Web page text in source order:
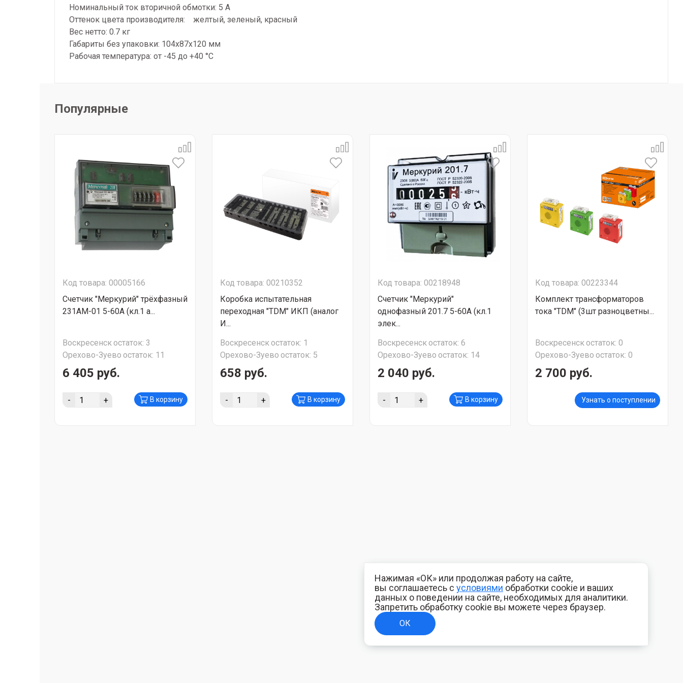
Номинальный ток вторичной обмотки: 5 А
Оттенок цвета производителя: желтый, зеленый, красный
Вес нетто: 0.7 кг
Габариты без упаковки: 104х87х120 мм
Рабочая температура: от -45 до +40 °С
Популярные
Код товара: 00005166
Счетчик "Меркурий" трёхфазный
231АМ-01 5-60А (кл.1 а...
Воскресенскостаток: 3
Орехово-Зуево остаток: 11
6 405 руб.
- + В корзину
Код товара: 00210352
Коробка испытательная
переходная "TDM" ИКП (аналог
И...
Воскресенскостаток: 1
Орехово-Зуево остаток: 5
658 руб.
- + В корзину
Код товара: 00218948
Счетчик "Меркурий"
однофазный 201.7 5-60А (кл.1
элек...
Воскресенскостаток: 6
Орехово-Зуево остаток: 14
2 040 руб.
- + В корзину
Код товара: 00223344
Комплект трансформаторов
тока "TDM" (3шт разноцветны...
Воскресенскостаток: 0
Орехово-Зуево остаток: 0
2 700 руб.
Узнать о поступлении
Нажимая «ОК» или продолжая работу на сайте,
вы соглашаетесь с условиями обработки cookie и ваших
данных о поведении на сайте, необходимых для аналитики.
Запретить обработку cookie вы можете через браузер.
ОК